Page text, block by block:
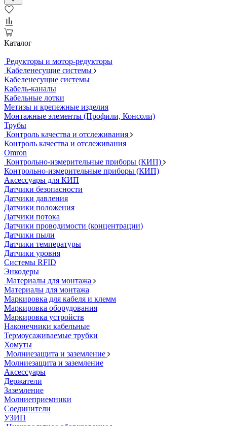
Каталог
Редукторы и мотор-редукторы
Кабеленесущие системы
Кабеленесущие системы
Кабель-каналы
Кабельные лотки
Метизы и крепежные изделия
Монтажные элементы (Профили, Консоли)
Трубы
Контроль качества и отслеживания
Контроль качества и отслеживания
Omron
Контрольно-измерительные приборы (КИП)
Контрольно-измерительные приборы (КИП)
Аксессуары для КИП
Датчики безопасности
Датчики давления
Датчики положения
Датчики потока
Датчики проводимости (концентрации)
Датчики пыли
Датчики температуры
Датчики уровня
Системы RFID
Энкодеры
Материалы для монтажа
Материалы для монтажа
Маркировка для кабеля и клемм
Маркировка оборудования
Маркировка устройств
Наконечники кабельные
Термоусаживаемые трубки
Хомуты
Молниезащита и заземление
Молниезащита и заземление
Аксессуары
Держатели
Заземление
Молниеприемники
Соединители
УЗИП